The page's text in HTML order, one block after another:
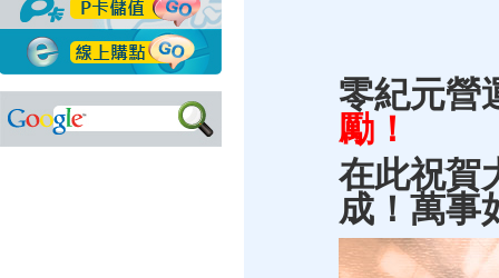
零紀元營
勵！
在此祝賀
成！萬事